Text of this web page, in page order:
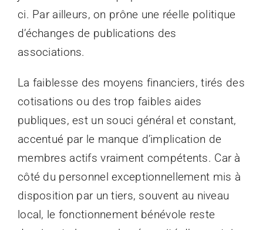
ci. Par ailleurs, on prône une réelle politique
d’échanges de publications des
associations.
La faiblesse des moyens financiers, tirés des
cotisations ou des trop faibles aides
publiques, est un souci général et constant,
accentué par le manque d’implication de
membres actifs vraiment compétents. Car à
côté du personnel exceptionnellement mis à
disposition par un tiers, souvent au niveau
local, le fonctionnement bénévole reste